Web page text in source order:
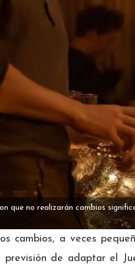
que no realizarán cambios
cambios, a veces
previsión de adaptar el